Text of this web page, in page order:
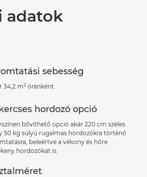
adatok
sebesség
34,2 m2 óránként
hordozó opció
bővíthető opció akár 220 cm széles
50 kg súlyú rugalmas hordozókra történő
beleértve a vékony és hőre
hordozókat is.